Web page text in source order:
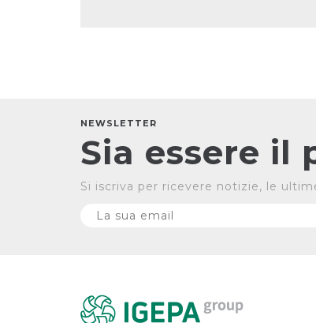
NEWSLETTER
Sia essere il
Si iscriva per ricevere notizie, le